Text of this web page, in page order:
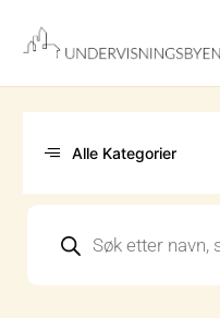
innholdet
Alle Kategorier
search